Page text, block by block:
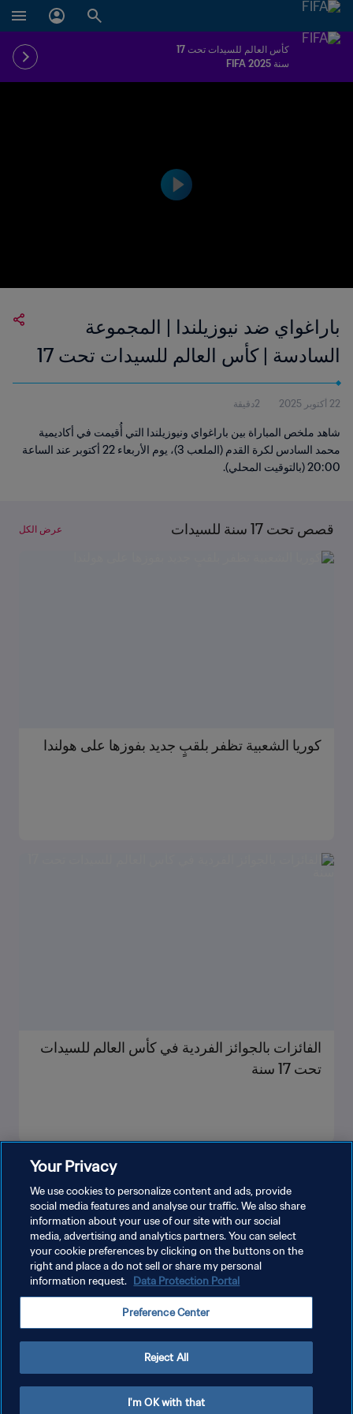
كأس العالم للسيدات تحت 17
سنة FIFA 2025
باراغواي ضد نيوزيلندا | المجموعة
السادسة | كأس العالم للسيدات تحت 17
سنة FIFA 2025™ | الملخص
22 أكتوبر 2025 2دقيقة
شاهد ملخص المباراة بين باراغواي ونيوزيلندا التي أُقيمت في أكاديمية
محمد السادس لكرة القدم (الملعب 3)، يوم الأربعاء 22 أكتوبر عند الساعة
20:00 (بالتوقيت المحلي).
قصص تحت 17 سنة للسيدات عرض الكل
كوريا الشعبية تظفر بلقبٍ جديد بفوزها على هولندا
الفائزات بالجوائز الفردية في كأس العالم للسيدات
تحت 17 سنة
إدارة تفضيلات ملفات تعريف الارتباط
Your Privacy
We use cookies to personalize content and ads, provide
social media features and analyse our traffic. We also share
information about your use of our site with our social
media, advertising and analytics partners. You can select
your cookie preferences by clicking on the buttons on the
right and place a do not sell or share my personal
information request. Data Protection Portal
Preference Center
Reject All
I'm OK with that